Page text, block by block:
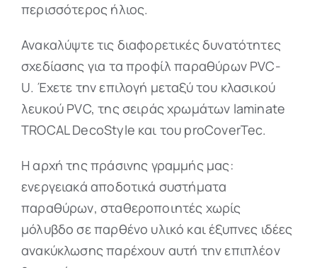
περισσότερος ήλιος.
Ανακαλύψτε τις διαφορετικές δυνατότητες
σχεδίασης για τα προφίλ παραθύρων PVC-
U. Έχετε την επιλογή μεταξύ του κλασικού
λευκού PVC, της σειράς χρωμάτων laminate
TROCAL DecoStyle και του proCoverTec.
Η αρχή της πράσινης γραμμής μας:
ενεργειακά αποδοτικά συστήματα
παραθύρων, σταθεροποιητές χωρίς
μόλυβδο σε παρθένο υλικό και έξυπνες ιδέες
ανακύκλωσης παρέχουν αυτή την επιπλέον